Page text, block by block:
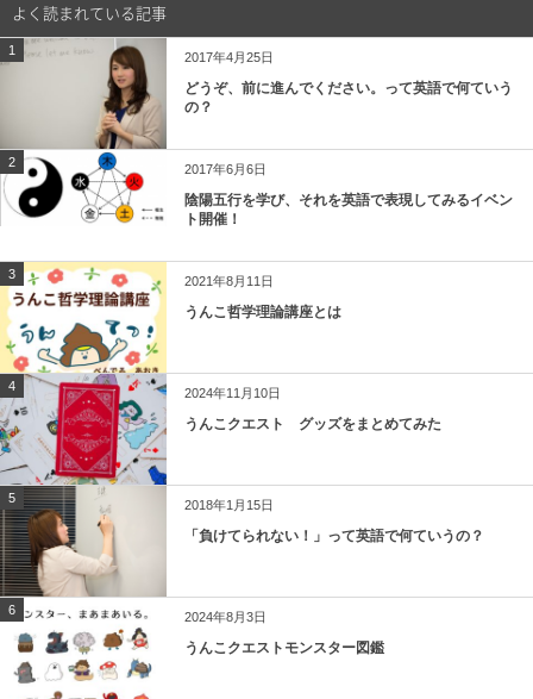
よく読まれている記事
1 2017年4月25日
どうぞ、前に進んでください。って英語で何ていう
の？
2 2017年6月6日
陰陽五行を学び、それを英語で表現してみるイベン
ト開催！
3 2021年8月11日
うんこ哲学理論講座とは
4 2024年11月10日
うんこクエスト グッズをまとめてみた
5 2018年1月15日
「負けてられない！」って英語で何ていうの？
6 2024年8月3日
うんこクエストモンスター図鑑